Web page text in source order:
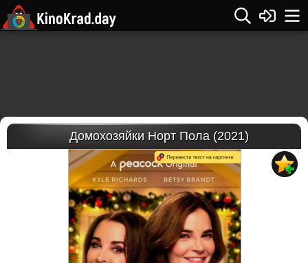
Домохозяйки Норт Пола (2021)